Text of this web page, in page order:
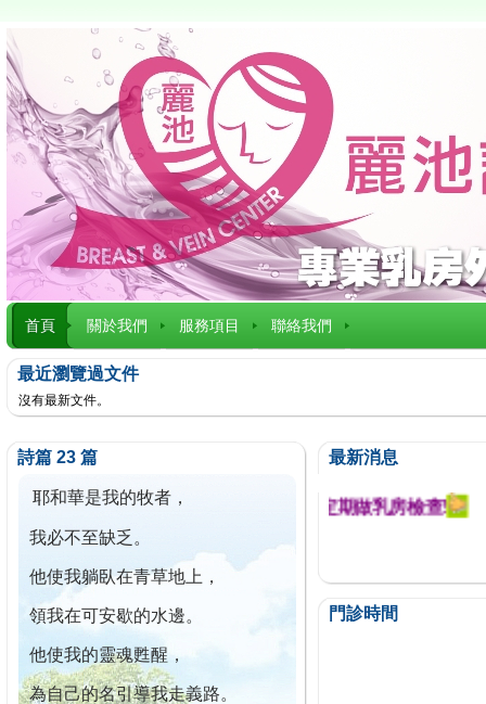
首頁 關於我們 服務項目 聯絡我們
最近瀏覽過文件
沒有最新文件。
詩篇 23 篇
耶和華是我的牧者，
我必不至缺乏。
他使我躺臥在青草地上，
領我在可安歇的水邊。
他使我的靈魂甦醒，
為自己的名引導我走義路。
最新消息
迄今已篩檢出1700位乳癌患者,提醒您定期做乳房檢查!
門診時間